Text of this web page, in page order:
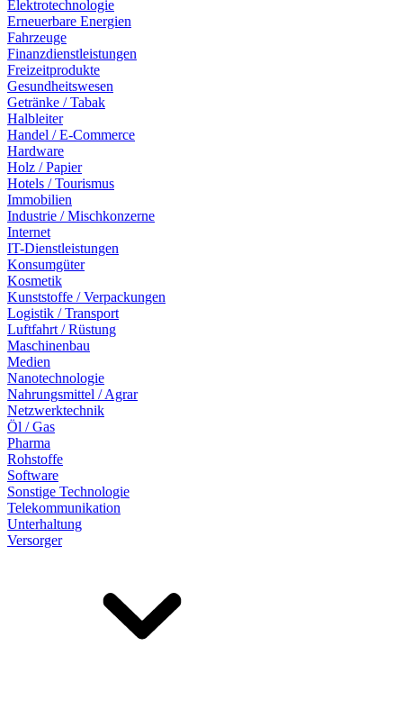
Elektrotechnologie
Erneuerbare Energien
Fahrzeuge
Finanzdienstleistungen
Freizeitprodukte
Gesundheitswesen
Getränke / Tabak
Halbleiter
Handel / E-Commerce
Hardware
Holz / Papier
Hotels / Tourismus
Immobilien
Industrie / Mischkonzerne
Internet
IT-Dienstleistungen
Konsumgüter
Kosmetik
Kunststoffe / Verpackungen
Logistik / Transport
Luftfahrt / Rüstung
Maschinenbau
Medien
Nanotechnologie
Nahrungsmittel / Agrar
Netzwerktechnik
Öl / Gas
Pharma
Rohstoffe
Software
Sonstige Technologie
Telekommunikation
Unterhaltung
Versorger